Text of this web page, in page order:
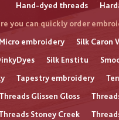
Hand-dyed threads
you can quickly order
Micro embroidery
Silk Caron
Silk Enstitu
Tapestry embroidery
Threads Glissen Gloss
Stoney Creek